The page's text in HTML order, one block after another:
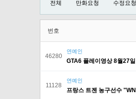
전체 만화요청 수정요청
번호
46280
연예인
GTA6 플레이영상 8월27
11128
연예인
프랑스 트젠 농구선수